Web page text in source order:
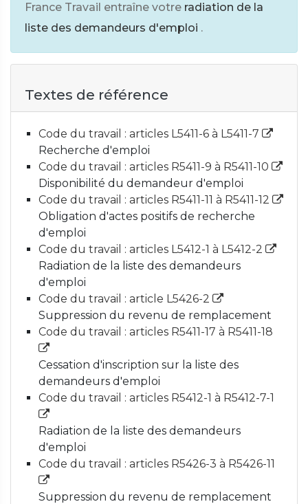
France Travail entraîne votre radiation de la
liste des demandeurs d'emploi .
Textes de référence
Code du travail : articles L5411-6 à L5411-7
Recherche d'emploi
Code du travail : articles R5411-9 à R5411-10
Disponibilité du demandeur d'emploi
Code du travail : articles R5411-11 à R5411-12
Obligation d'actes positifs de recherche
d'emploi
Code du travail : articles L5412-1 à L5412-2
Radiation de la liste des demandeurs
d'emploi
Code du travail : article L5426-2
Suppression du revenu de remplacement
Code du travail : articles R5411-17 à R5411-18
Cessation d'inscription sur la liste des
demandeurs d'emploi
Code du travail : articles R5412-1 à R5412-7-1
Radiation de la liste des demandeurs
d'emploi
Code du travail : articles R5426-3 à R5426-11
Suppression du revenu de remplacement